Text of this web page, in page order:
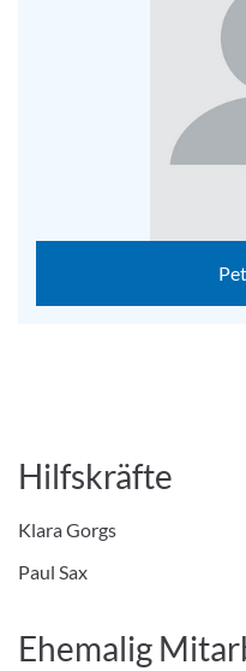
Hilfskräfte
Klara Gorgs
Paul Sax
Ehemalig